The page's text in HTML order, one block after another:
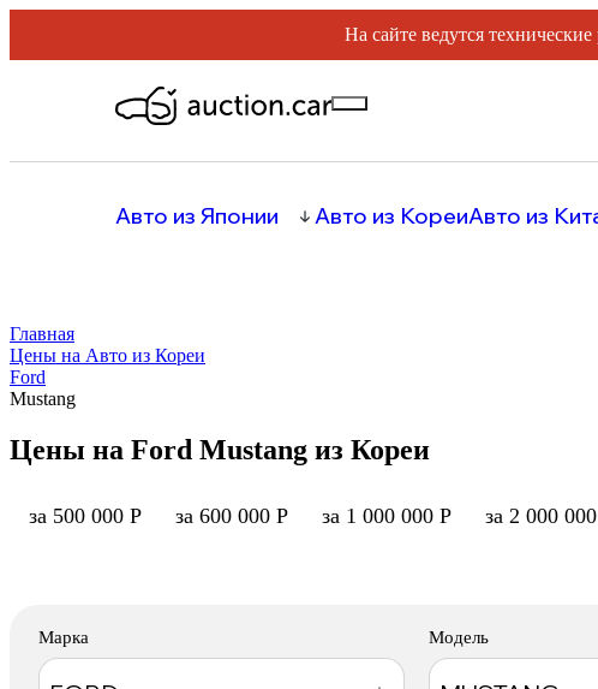
На сайте ведутся
Авто из Японии Авто из КореиАвто из
Главная
Цены на Авто из Кореи
Ford
Mustang
Цены на Ford Mustang из Кореи
за 500 000 Р за 600 000 Р за 1 000 000 Р за 2 000
Марка Модель